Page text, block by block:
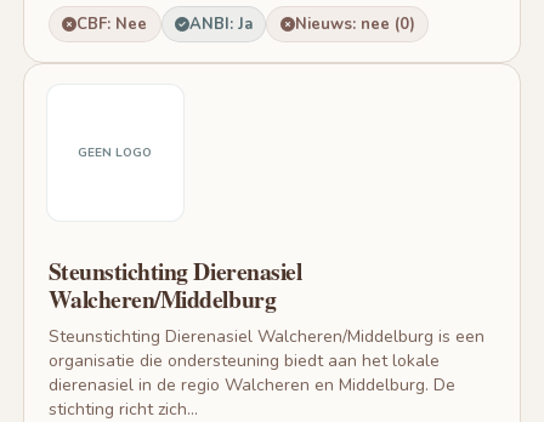
CBF: Nee ANBI: Ja Nieuws: nee (0)
GEEN LOGO
Steunstichting Dierenasiel
Walcheren/Middelburg
Steunstichting Dierenasiel Walcheren/Middelburg is een
organisatie die ondersteuning biedt aan het lokale
dierenasiel in de regio Walcheren en Middelburg. De
stichting richt zich...